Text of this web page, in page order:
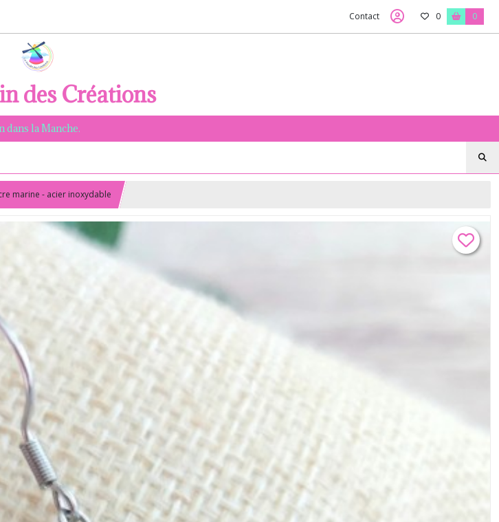
Contact 0 0
des Créations
dans la Manche.
marine - acier inoxydable